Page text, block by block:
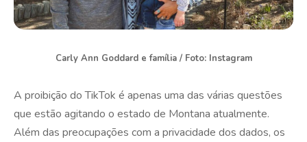
Carly Ann Goddard e família / Foto: Instagram
A proibição do TikTok é apenas uma das várias questões
que estão agitando o estado de Montana atualmente.
Além das preocupações com a privacidade dos dados, os